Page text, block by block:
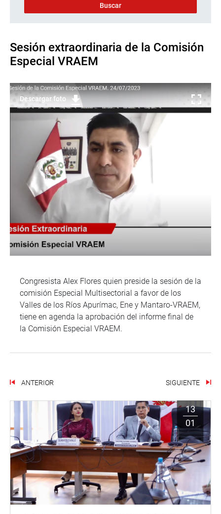
Sesión extraordinaria de la Comisión
Especial VRAEM
Descargar foto
Congresista Alex Flores quien preside la sesión de la
comisión Especial Multisectorial a favor de los
Valles de los Ríos Apurímac, Ene y Mantaro-VRAEM,
tiene en agenda la aprobación del informe final de
la Comisión Especial VRAEM.
ANTERIOR SIGUIENTE
13
01